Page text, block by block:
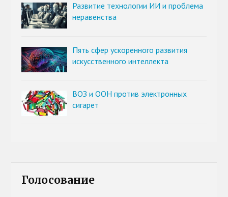
Развитие технологии ИИ и проблема
неравенства
Пять сфер ускоренного развития
искусственного интеллекта
ВОЗ и ООН против электронных
сигарет
Голосование